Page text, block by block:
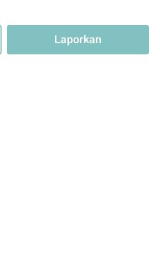
Laporkan